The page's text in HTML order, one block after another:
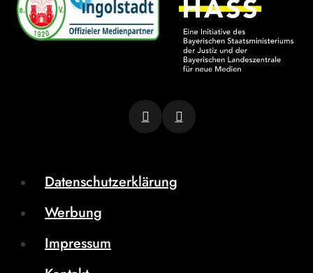
Datenschutzerklärung
Werbung
Impressum